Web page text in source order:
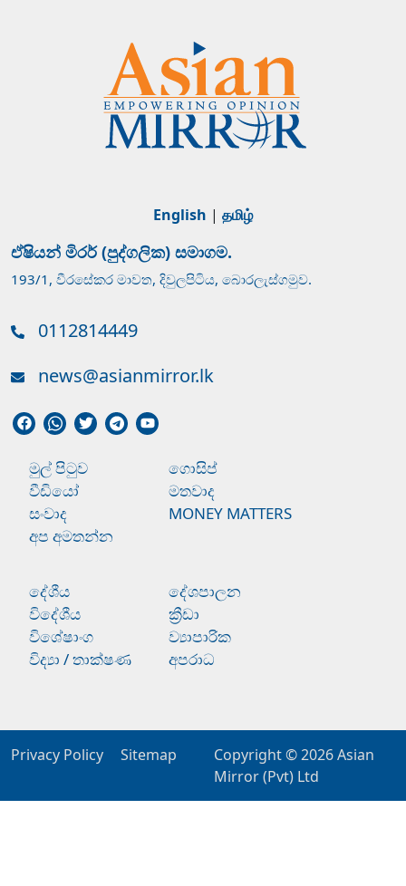
English | தமிழ்
ඒෂියන් මිරර් (පුද්ගලික) සමාගම.
193/1, වීරසේකර මාවත, දිවුලපිටිය, බොරලැස්ගමුව.
0112814449
news@asianmirror.lk
මුල් පිටුව
ගොසිප්
වීඩියෝ
මතවාද
සංවාද
MONEY MATTERS
අප අමතන්න
දේශීය
දේශපාලන
විදේශීය
ක්‍රීඩා
විශේෂාංග
ව්‍යාපාරික
විද්‍යා / තාක්ෂණ
අපරාධ
Privacy Policy Sitemap Copyright © 2026Asian
Mirror (Pvt) Ltd